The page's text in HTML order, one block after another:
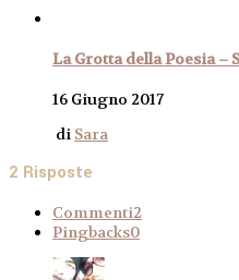
La Grotta della Poesia –
16 Giugno 2017
di Sara
2 Risposte
Commenti2
Pingbacks0